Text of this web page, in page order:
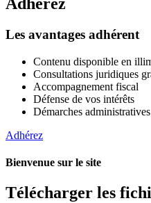
Les avantages adhérent
Contenu disponible en
Consultations juridiques
Accompagnement fiscal
Défense de vos intérêts
Démarches administratives
Adhérez
Bienvenue sur le site
Télécharger les